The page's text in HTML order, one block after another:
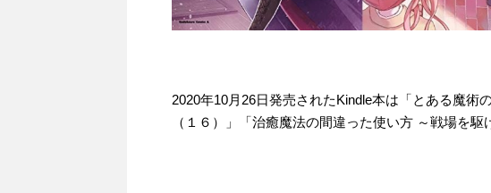
2020年10月26日発売されたKindle本は「とある魔
（１６）」「治癒魔法の間違った使い方 ～戦場を駆